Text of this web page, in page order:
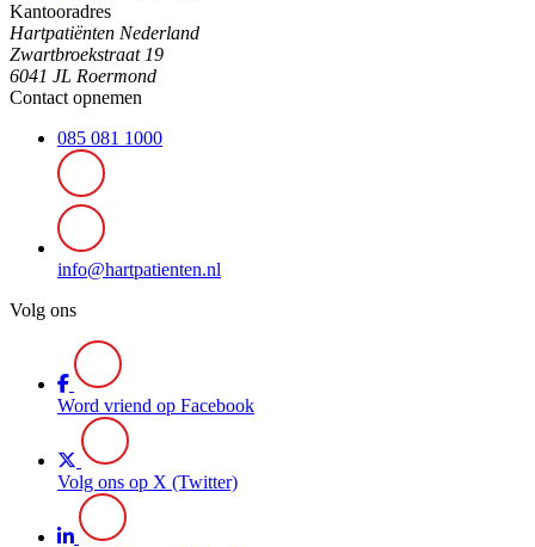
Kantooradres
Hartpatiënten Nederland
Zwartbroekstraat 19
6041 JL Roermond
Contact opnemen
085 081 1000
info@hartpatienten.nl
Volg ons
Word vriend op Facebook
Volg ons op X (Twitter)